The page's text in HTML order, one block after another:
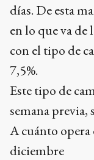
días. De esta
en lo que va de
con el tipo de
7,5%.
Este tipo de
semana previa,
A cuánto opera
diciembre